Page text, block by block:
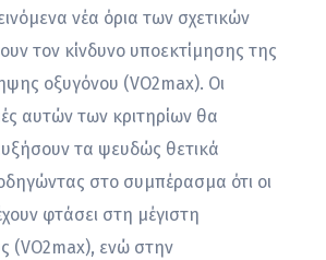
νέα όρια των σχετικών
τον κίνδυνο υποεκτίμησης της
οξυγόνου (VO2max). Οι
αυτών των κριτηρίων θα
τα ψευδώς θετικά
στο συμπέρασμα ότι οι
φτάσει στη μέγιστη
(VO2max), ενώ στην